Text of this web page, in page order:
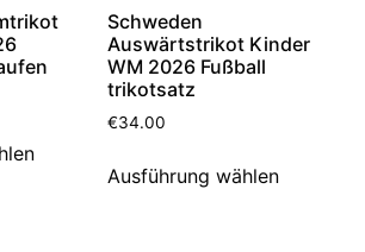
Schweden
Auswärtstrikot Kinder
WM 2026 Fußball
trikotsatz
€34.00
Ausführung wählen